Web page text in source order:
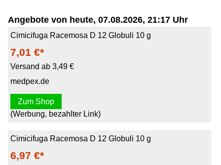
Angebote von heute, 07.08.2026, 21:17 Uhr
Cimicifuga Racemosa D 12 Globuli 10 g
7,01 €*
Versand ab 3,49 €
medpex.de
Zum Shop
(Werbung, bezahlter Link)
Cimicifuga Racemosa D 12 Globuli 10 g
6,97 €*